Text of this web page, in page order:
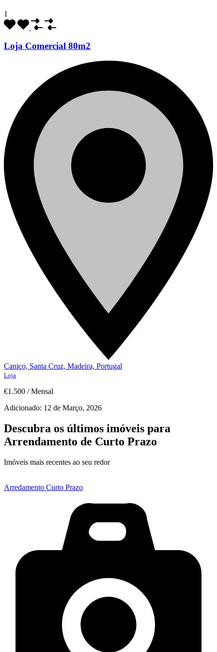
1
Loja Comercial 80m2
Caniço, Santa Cruz, Madeira, Portugal
Loja
€1.500 / Mensal
Adicionado: 12 de Março, 2026
Descubra os últimos imóveis para
Arrendamento de Curto Prazo
Imóveis mais recentes ao seu redor
Arredamento Curto Prazo